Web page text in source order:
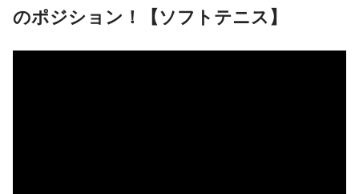
のポジション！【ソフトテニス】